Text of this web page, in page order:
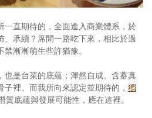
一直期待的，全面進入商業體系，於
、承續？席間一路吃下來，相比於過
漸漸萌生些許猶豫。
也是台菜的底蘊；渾然自成、含蓄真
裡。而我所向來認定並期待的， 獨
質底蘊與發展可能性，應在這裡。